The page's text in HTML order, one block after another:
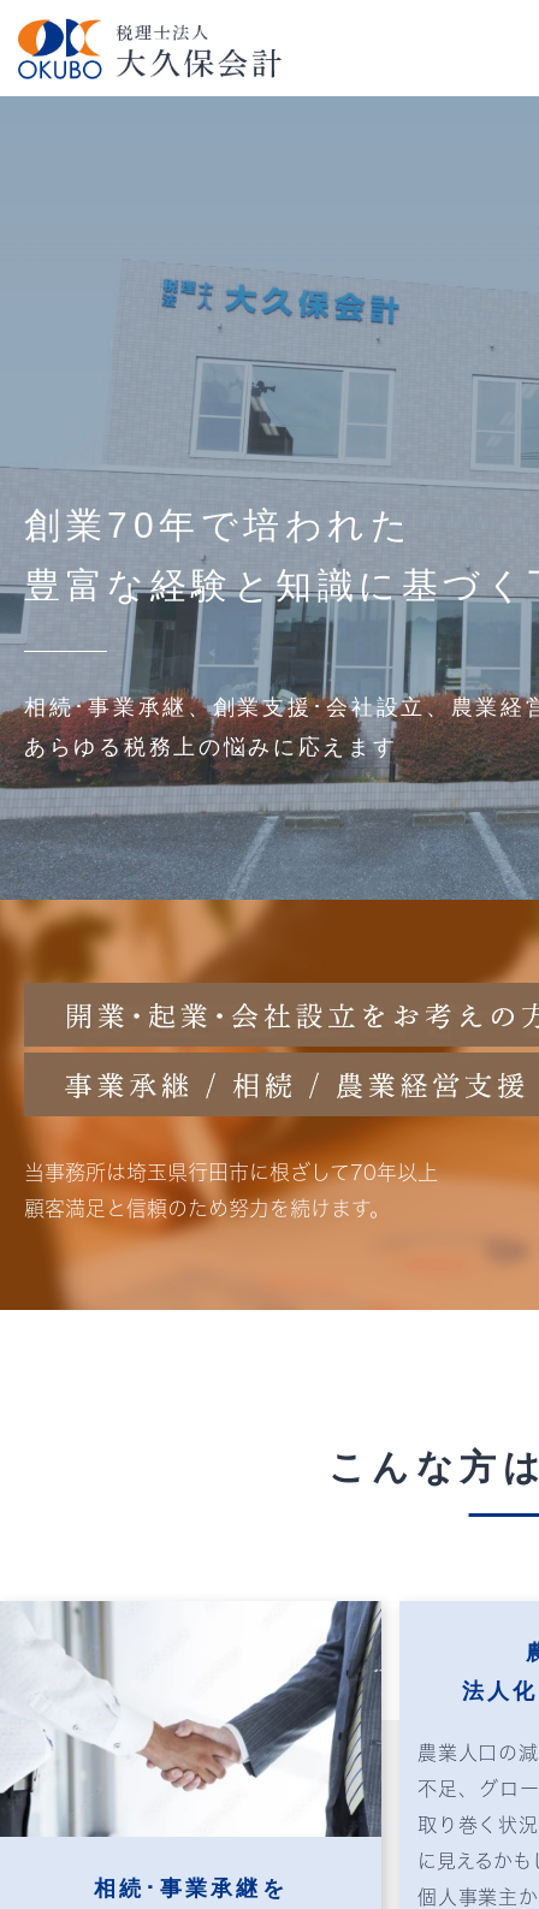
創業70年で培われた
豊富な経験と知識に基づく
相続･事業承継、創業支援･会社設立、農業経
あらゆる税務上の悩みに応えます
創業70年で培われた
豊富な経験と知識に基づく
相続･事業承継、創業支援･会社設立、農業経
あらゆる税務上の悩みに応えます
当事務所は埼玉県行田市に根ざして70年以上
顧客満足と信頼のため努力を続けます。
こんな方
相続･事業承継を
法人
農業人口の
不足、グロ
取り巻く状
に見えるか
個人事業主